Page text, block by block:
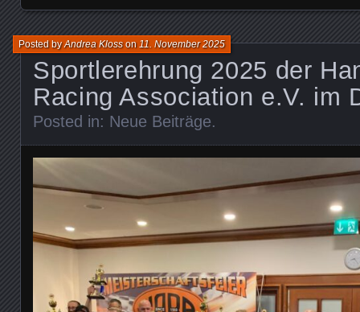
Sportlerehrung 2025 der
Racing Association e.V. im
Posted byAndrea Klosson 11. November 2025
Posted in: Neue Beiträge.